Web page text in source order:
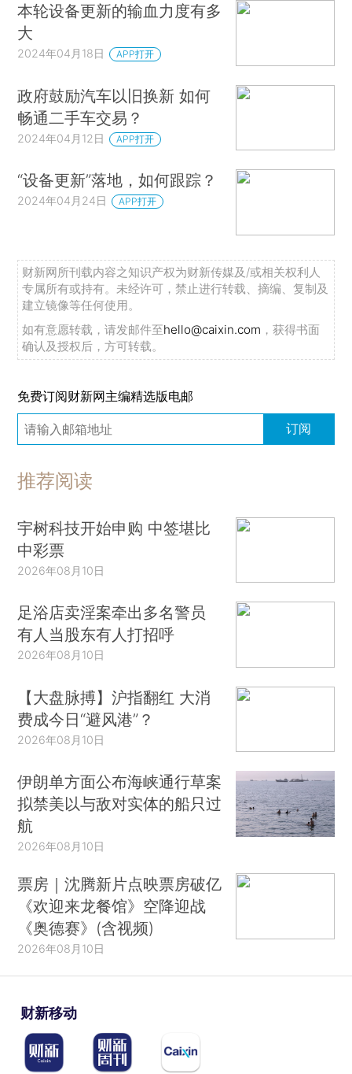
本轮设备更新的输血力度有多
大
2024年04月18日 APP打开
政府鼓励汽车以旧换新 如何
畅通二手车交易？
2024年04月12日 APP打开
“设备更新”落地，如何跟踪？
2024年04月24日 APP打开
财新网所刊载内容之知识产权为财新传媒及/或相关权利人
专属所有或持有。未经许可，禁止进行转载、摘编、复制及
建立镜像等任何使用。
如有意愿转载，请发邮件至hello@caixin.com ，获得书面
确认及授权后，方可转载。
免费订阅财新网主编精选版电邮
订阅
推荐阅读
宇树科技开始申购 中签堪比
中彩票
2026年08月10日
足浴店卖淫案牵出多名警员
有人当股东有人打招呼
2026年08月10日
【大盘脉搏】沪指翻红 大消
费成今日“避风港”？
2026年08月10日
伊朗单方面公布海峡通行草案
拟禁美以与敌对实体的船只过
航
2026年08月10日
票房｜沈腾新片点映票房破亿
《欢迎来龙餐馆》空降迎战
《奥德赛》(含视频)
2026年08月10日
财新移动